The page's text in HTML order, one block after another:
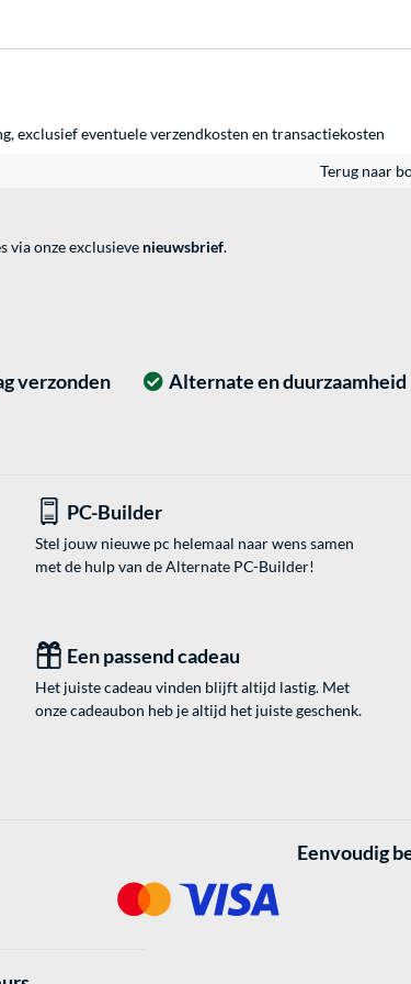
exclusief eventueleverzendkosten en transactiekosten
Terug naar
via onze exclusieve nieuwsbrief.
Alternate en duurzaamheid
verzonden
PC-Builder
Stel jouw nieuwe pc helemaal naar wens samen
met de hulp van de Alternate PC-Builder!
Een passend cadeau
Het juiste cadeau vinden blijft altijd lastig. Met
onze cadeaubon heb je altijd het juiste geschenk.
Eenvoudig